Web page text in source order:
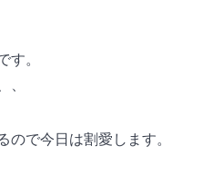
す。
、
ので今日は割愛します。